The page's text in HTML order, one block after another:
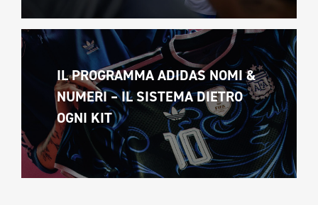
IL PROGRAMMA ADIDAS NOMI &
NUMERI – IL SISTEMA DIETRO
OGNI KIT